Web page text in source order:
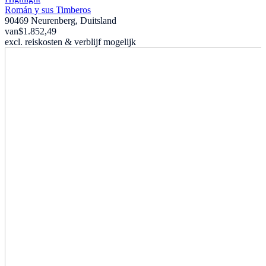
Román y sus Timberos
90469 Neurenberg, Duitsland
van$1.852,49
excl. reiskosten & verblijf mogelijk